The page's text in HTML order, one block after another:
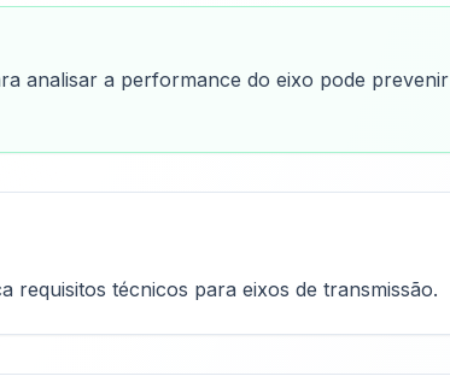
analisar a performance do eixo pode prevenir
técnicos para eixos de transmissão.